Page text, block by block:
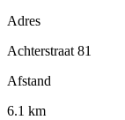
Adres
Achterstraat 81
Afstand
6.1 km